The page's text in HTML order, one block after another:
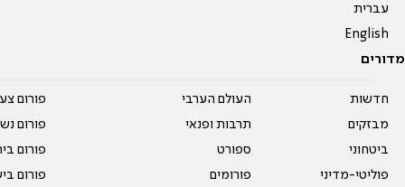
עברית
English
מדורים
חדשות
מבזקים
ביטחוני
פוליטי-מדיני
העולם הערבי
תרבות ופנאי
ספורט
פורומים
פורום
פורום
פורום
פורום